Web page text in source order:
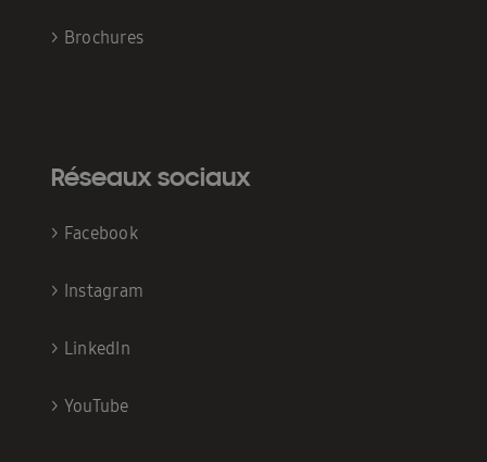
> Brochures
Réseaux sociaux
> Facebook
> Instagram
> LinkedIn
> YouTube